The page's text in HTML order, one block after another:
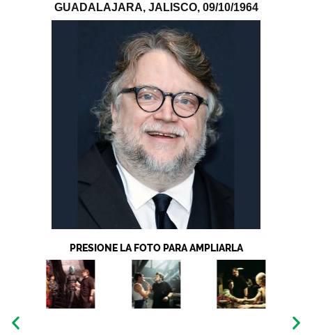
GUADALAJARA, JALISCO, 09/10/1964
PRESIONE LA FOTO PARA AMPLIARLA